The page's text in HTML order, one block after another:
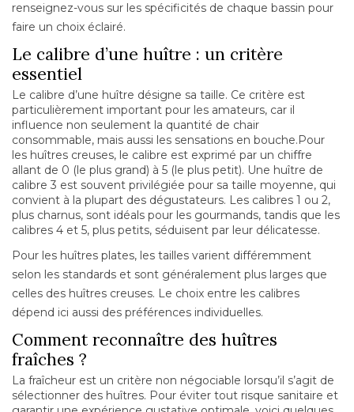
renseignez-vous sur les spécificités de chaque bassin pour
faire un choix éclairé.
Le calibre d’une huître : un critère
essentiel
Le calibre d’une huître désigne sa taille. Ce critère est
particulièrement important pour les amateurs, car il
influence non seulement la quantité de chair
consommable, mais aussi les sensations en bouche.Pour
les huîtres creuses, le calibre est exprimé par un chiffre
allant de 0 (le plus grand) à 5 (le plus petit). Une huître de
calibre 3 est souvent privilégiée pour sa taille moyenne, qui
convient à la plupart des dégustateurs. Les calibres 1 ou 2,
plus charnus, sont idéals pour les gourmands, tandis que les
calibres 4 et 5, plus petits, séduisent par leur délicatesse.
Pour les huîtres plates, les tailles varient différemment
selon les standards et sont généralement plus larges que
celles des huîtres creuses. Le choix entre les calibres
dépend ici aussi des préférences individuelles.
Comment reconnaître des huîtres
fraîches ?
La fraîcheur est un critère non négociable lorsqu’il s’agit de
sélectionner des huîtres. Pour éviter tout risque sanitaire et